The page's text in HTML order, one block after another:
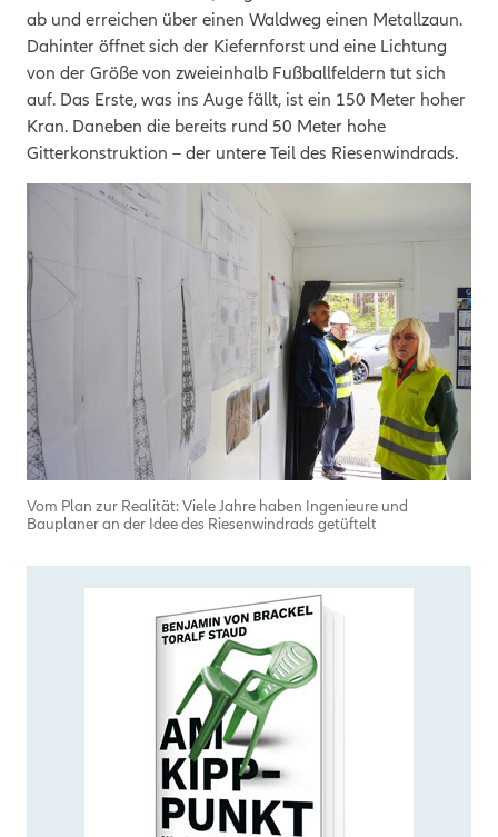
ab und erreichen über einen Waldweg einen Metallzaun.
Dahinter öffnet sich der Kiefernforst und eine Lichtung
von der Größe von zweieinhalb Fußballfeldern tut sich
auf. Das Erste, was ins Auge fällt, ist ein 150 Meter hoher
Kran. Daneben die bereits rund 50 Meter hohe
Gitterkonstruktion – der untere Teil des Riesenwindrads.
Vom Plan zur Realität: Viele Jahre haben Ingenieure und
Bauplaner an der Idee des Riesenwindrads getüftelt